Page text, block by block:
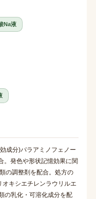
Na液
成分)パラアミノフェノー
。発色や形状記憶効果に関
の調整剤を配合。処方の
キシエチレンラウリルエ
の乳化・可溶化成分を配